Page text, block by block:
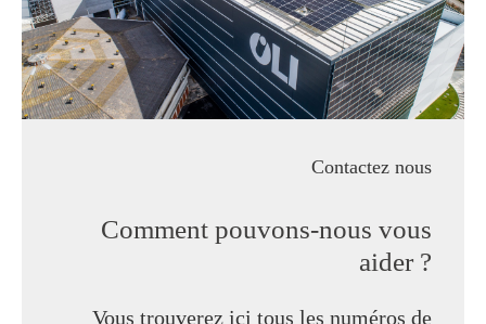
Contactez nous
Comment pouvons-nous vous
aider ?
Vous trouverez ici tous les numéros de